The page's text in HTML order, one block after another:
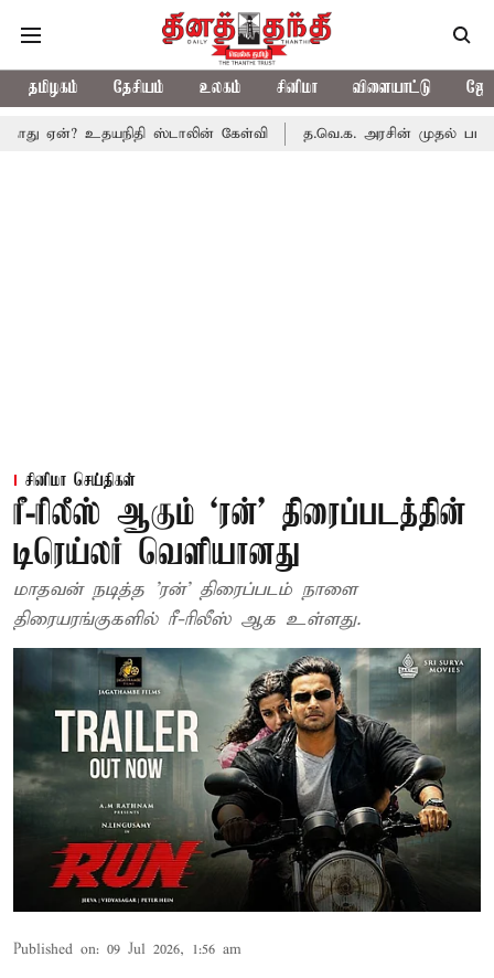
தமிழகம் தேசியம் உலகம் சினிமா விளையாட்டு
ஸ்டாலின் கேள்வி த.வெ.க. அரசின் முதல் பட்ஜெட்:
சினிமா செய்திகள்
ரீ-ரிலீஸ் ஆகும் `ரன்' திரைப்படத்தின்
டிரெய்லர் வெளியானது
மாதவன் நடித்த 'ரன்' திரைப்படம் நாளை
திரையரங்குகளில் ரீ-ரிலீஸ் ஆக உள்ளது.
Published on: 09 Jul 2026, 1:56 am